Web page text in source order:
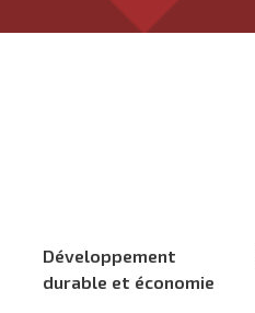
Développement
durable et économie